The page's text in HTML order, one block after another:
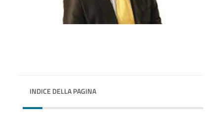
INDICE DELLA PAGINA